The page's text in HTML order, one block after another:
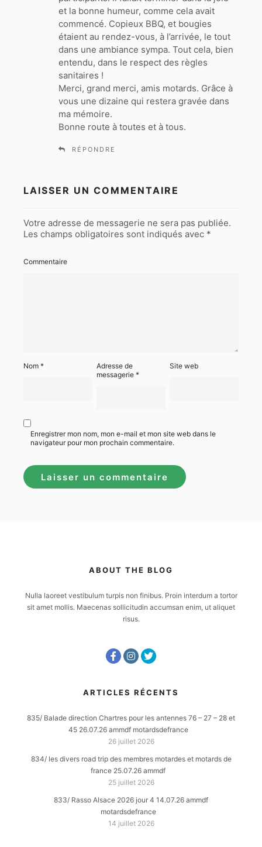
et la bonne humeur, comme cela avait
commencé. Copieux BBQ, et bougies
étaient au rendez-vous, à l’arrivée, le tout
dans une ambiance sympa. Tout cela, bien
entendu, dans le respect des règles
sanitaires !
Merci, grand merci, amis motards. Grâce à
vous une dizaine qui restera gravée dans
ma mémoire.
Bonne route à toutes et à tous.
RÉPONDRE
LAISSER UN COMMENTAIRE
Votre adresse de messagerie ne sera pas publiée.
Les champs obligatoires sont indiqués avec *
Commentaire
Nom *
Adresse de
messagerie*
Site web
Enregistrer mon nom, mon e-mail et mon site web dans le
navigateur pour mon prochain commentaire.
ABOUT THE BLOG
Nulla laoreet vestibulum turpis non finibus. Proin interdum a tortor
sit amet mollis. Maecenas sollicitudin accumsan enim, ut aliquet
risus.
ARTICLES RÉCENTS
835/ Balade direction Chartres pour les antennes 76 – 27 – 28 et
45 26.07.26 ammdf motardsdefrance
26 juillet 2026
834/ les divers road trip des membres motardes et motards de
france 25.07.26 ammdf
25 juillet 2026
833/ Rasso Alsace 2026 jour 4 14.07.26 ammdf
motardsdefrance
14 juillet 2026